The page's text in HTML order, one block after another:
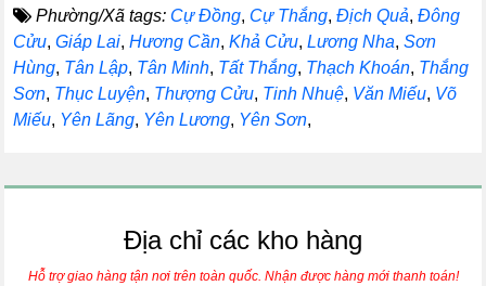
Phường/Xã tags: Cự Đồng, Cự Thắng,Địch Quả,Đông
Cửu,Giáp Lai,Hương Cần,Khả Cửu,Lương Nha,Sơn
Hùng, Tân Lập, Tân Minh, Tất Thắng, Thạch Khoán, Thắng
Sơn, Thục Luyện, Thượng Cửu, Tinh Nhuệ, Văn Miếu, Võ
Miếu, Yên Lãng, Yên Lương, Yên Sơn,
Địa chỉ các kho hàng
Hỗ trợ giao hàng tận nơi trên toàn quốc. Nhận được hàng mới thanh toán!